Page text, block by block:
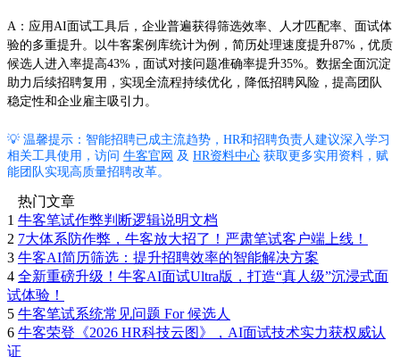
A：应用AI面试工具后，企业普遍获得筛选效率、人才匹配率、面试体
验的多重提升。以牛客案例库统计为例，简历处理速度提升87%，优质
候选人进入率提高43%，面试对接问题准确率提升35%。数据全面沉淀
助力后续招聘复用，实现全流程持续优化，降低招聘风险，提高团队
稳定性和企业雇主吸引力。
💡 温馨提示：智能招聘已成主流趋势，HR和招聘负责人建议深入学习
相关工具使用，访问 牛客官网 及 HR资料中心 获取更多实用资料，赋
能团队实现高质量招聘改革。
热门文章
1 牛客笔试作弊判断逻辑说明文档
2 7大体系防作弊，牛客放大招了！严肃笔试客户端上线！
3 牛客AI简历筛选：提升招聘效率的智能解决方案
4 全新重磅升级！牛客AI面试Ultra版，打造“真人级”沉浸式面
试体验！
5 牛客笔试系统常见问题 For 候选人
6 牛客荣登《2026 HR科技云图》，AI面试技术实力获权威认
证